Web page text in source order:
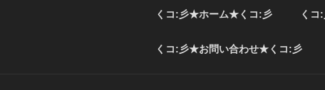
くコ:彡★ホーム★くコ:彡 く
くコ:彡★お問い合わせ★くコ:彡